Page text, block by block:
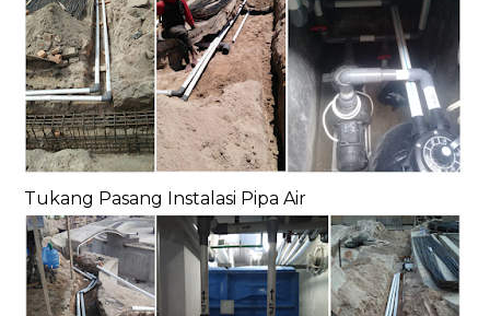
Tukang Pasang Instalasi Pipa Air